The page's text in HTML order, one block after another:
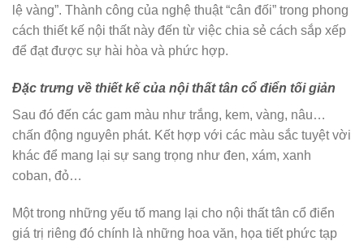
lệ vàng”. Thành công của nghệ thuật “cân đối” trong phong
cách thiết kế nội thất này đến từ việc chia sẻ cách sắp xếp
để đạt được sự hài hòa và phức hợp.
Đặc trưng về thiết kế của nội thất tân cổ điển tối giản
Sau đó đến các gam màu như trắng, kem, vàng, nâu…
chấn động nguyên phát. Kết hợp với các màu sắc tuyệt vời
khác để mang lại sự sang trọng như đen, xám, xanh
coban, đỏ…
Một trong những yếu tố mang lại cho nội thất tân cổ điển
giá trị riêng đó chính là những hoa văn, họa tiết phức tạp